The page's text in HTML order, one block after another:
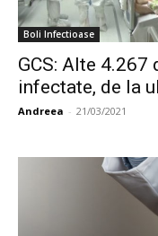
Boli Infectioase
GCS: Alte 4.267
infectate, de la
Andreea - 21/03/2021